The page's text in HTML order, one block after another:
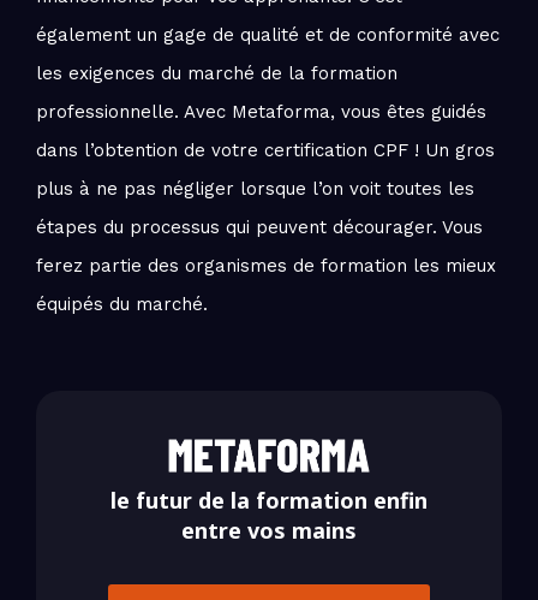
également un gage de qualité et de conformité avec
les exigences du marché de la formation
professionnelle. Avec Metaforma, vous êtes guidés
dans l’obtention de votre certification CPF ! Un gros
plus à ne pas négliger lorsque l’on voit toutes les
étapes du processus qui peuvent décourager. Vous
ferez partie des organismes de formation les mieux
équipés du marché.
le futur de la formation enfin
entre vos mains